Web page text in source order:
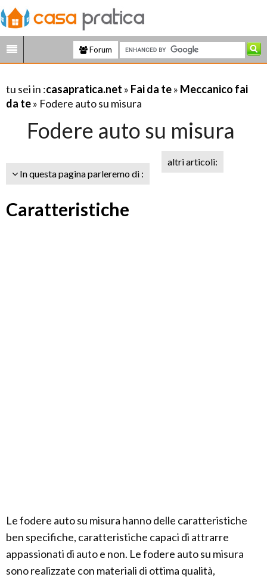
Forum
tu sei in :casapratica.net » Fai da te» Meccanico fai
da te» Fodere auto su misura
Fodere auto su misura
In questa pagina parleremo di :
altri articoli:
Caratteristiche
Le fodere auto su misura hanno delle caratteristiche
ben specifiche, caratteristiche capaci di attrarre
appassionati di auto e non. Le fodere auto su misura
sono realizzate con materiali di ottima qualità,